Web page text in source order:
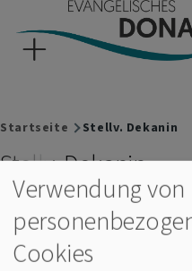
Direkt zum Inhalt
Evangelisches
Breadcrumb
Startseite Stellv. Dekanin
Stellv. Dekanin
Verwendung von
Cookies